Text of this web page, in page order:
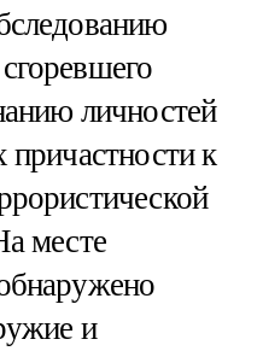
личностей
причастности к
месте
и